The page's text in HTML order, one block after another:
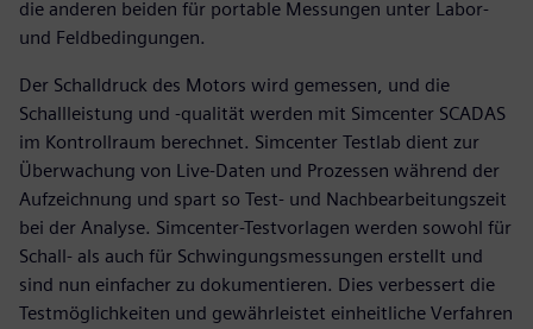
die anderen beiden für portable Messungen unter Labor-
und Feldbedingungen.
Der Schalldruck des Motors wird gemessen, und die
Schallleistung und -qualität werden mit Simcenter SCADAS
im Kontrollraum berechnet. Simcenter Testlab dient zur
Überwachung von Live-Daten und Prozessen während der
Aufzeichnung und spart so Test- und Nachbearbeitungszeit
bei der Analyse. Simcenter-Testvorlagen werden sowohl für
Schall- als auch für Schwingungsmessungen erstellt und
sind nun einfacher zu dokumentieren. Dies verbessert die
Testmöglichkeiten und gewährleistet einheitliche Verfahren